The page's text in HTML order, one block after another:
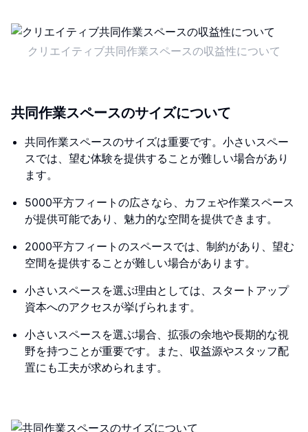
クリエイティブ共同作業スペースの収益性について
共同作業スペースのサイズについて
共同作業スペースのサイズは重要です。小さいスペー
スでは、望む体験を提供することが難しい場合があり
ます。
5000平方フィートの広さなら、カフェや作業スペース
が提供可能であり、魅力的な空間を提供できます。
2000平方フィートのスペースでは、制約があり、望む
空間を提供することが難しい場合があります。
小さいスペースを選ぶ理由としては、スタートアップ
資本へのアクセスが挙げられます。
小さいスペースを選ぶ場合、拡張の余地や長期的な視
野を持つことが重要です。また、収益源やスタッフ配
置にも工夫が求められます。